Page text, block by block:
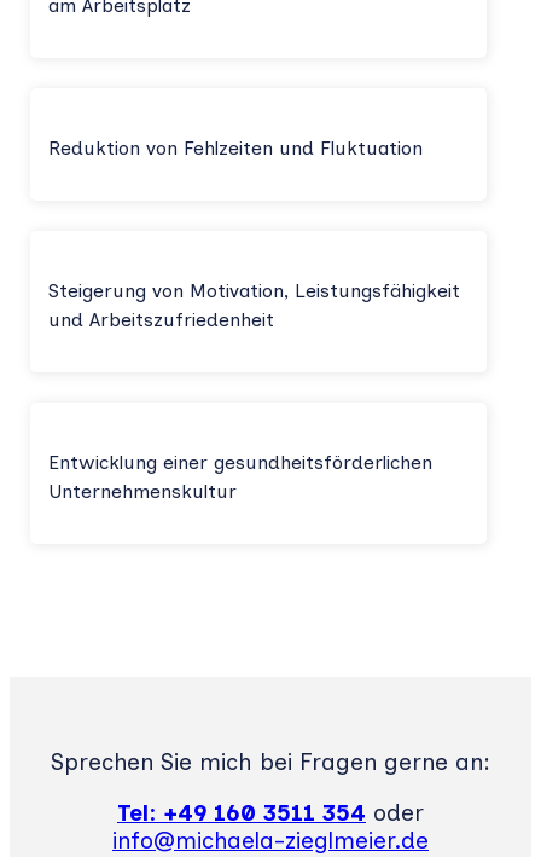
am Arbeitsplatz
Reduktion von Fehlzeiten und Fluktuation
Steigerung von Motivation, Leistungsfähigkeit
und Arbeitszufriedenheit
Entwicklung einer gesundheitsförderlichen
Unternehmenskultur
Sprechen Sie mich bei Fragen gerne an:
Tel: +49 160 3511 354 oder
info@michaela-zieglmeier.de